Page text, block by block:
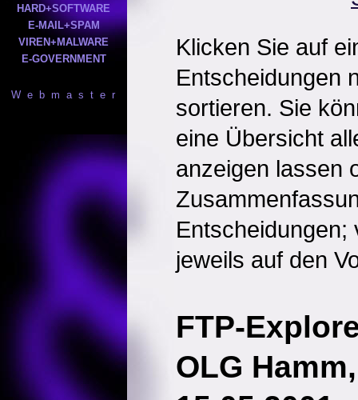
HARD+SOFTWARE
E-MAIL+SPAM
VIREN+MALWARE
E-GOVERNMENT
W e b m a s t e r
Klicken Sie auf
Entscheidungen
sortieren. Sie
eine Übersicht
anzeigen lassen
Entscheidungen;
jeweils auf den
FTP-
OLG